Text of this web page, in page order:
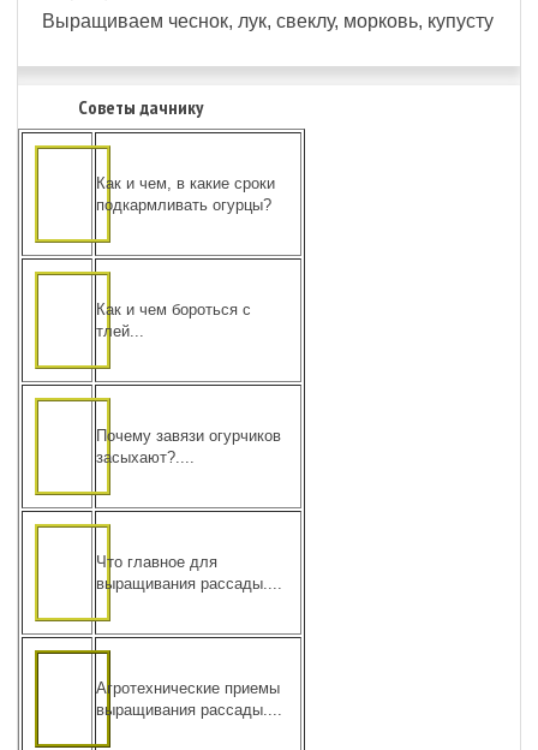
Выращиваем чеснок, лук, свеклу, морковь, купусту
Советы дачнику
Как и чем, в какие сроки
подкармливать огурцы?
Как и чем бороться с
тлей...
Почему завязи огурчиков
засыхают?....
Что главное для
выращивания рассады....
Агротехнические приемы
выращивания рассады....